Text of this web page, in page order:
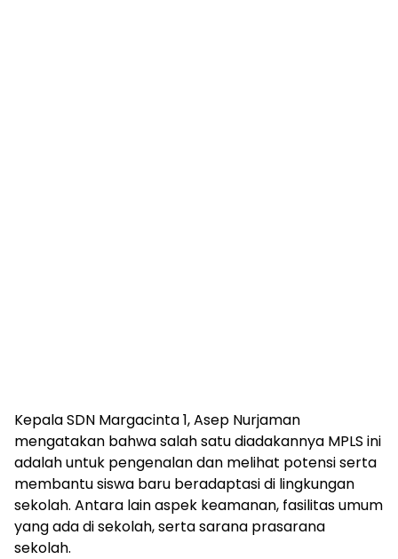
Kepala SDN Margacinta 1, Asep Nurjaman
mengatakan bahwa salah satu diadakannya MPLS ini
adalah untuk pengenalan dan melihat potensi serta
membantu siswa baru beradaptasi di lingkungan
sekolah. Antara lain aspek keamanan, fasilitas umum
yang ada di sekolah, serta sarana prasarana
sekolah.